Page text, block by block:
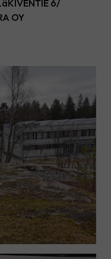
6/
OY